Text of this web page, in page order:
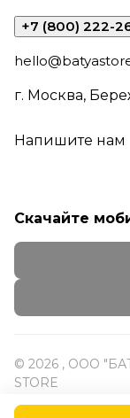
+7 (800) 222-
г. Москва,
Напишите нам
Скачайте
© 2026 , ООО
STORE